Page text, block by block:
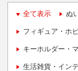
全て表示 ぬ
フィギュア・ホ
キーホルダー・
生活雑貨・イン